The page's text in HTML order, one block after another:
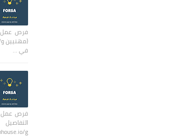
فرص عمل
(مهنيين
في …
g…